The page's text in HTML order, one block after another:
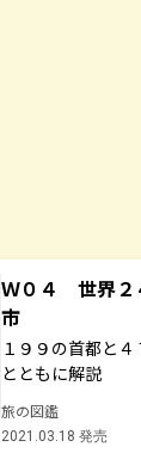
Ｗ０４ 世界２
市
１９９の首都と
とともに解説
旅の図鑑
2021.03.18 発売